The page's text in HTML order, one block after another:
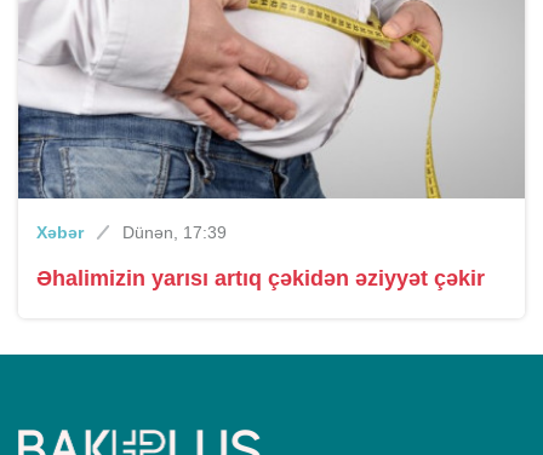
Xəbər Dünən, 17:39
Əhalimizin yarısı artıq çəkidən əziyyət çəkir